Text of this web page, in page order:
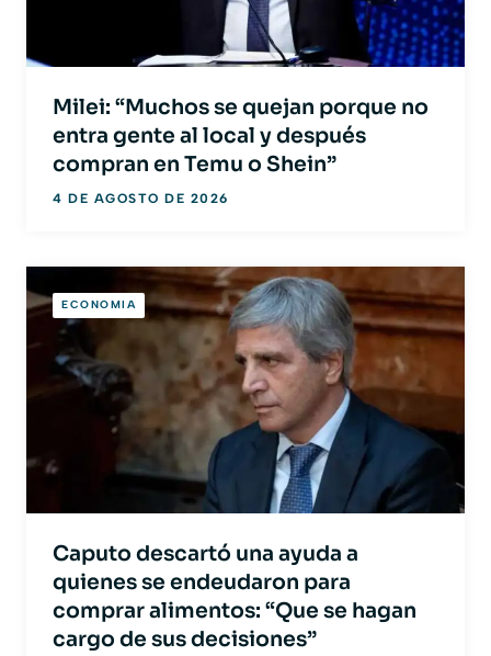
Milei: “Muchos se quejan porque no
entra gente al local y después
compran en Temu o Shein”
4 DE AGOSTO DE 2026
ECONOMIA
Caputo descartó una ayuda a
quienes se endeudaron para
comprar alimentos: “Que se hagan
cargo de sus decisiones”